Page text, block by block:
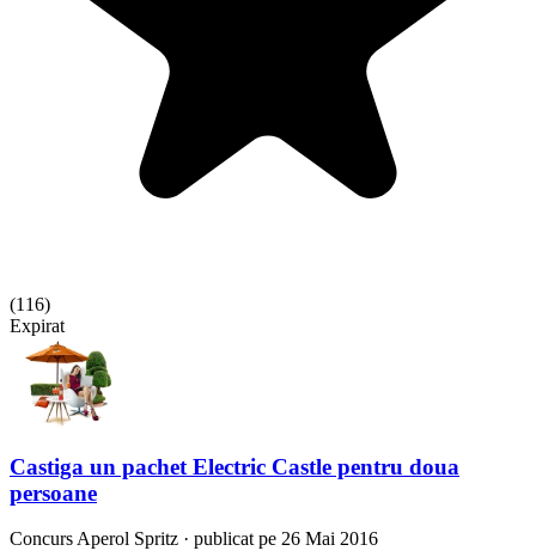
(116)
Expirat
Castiga un pachet Electric Castle pentru doua
persoane
Concurs Aperol Spritz · publicat pe 26 Mai 2016